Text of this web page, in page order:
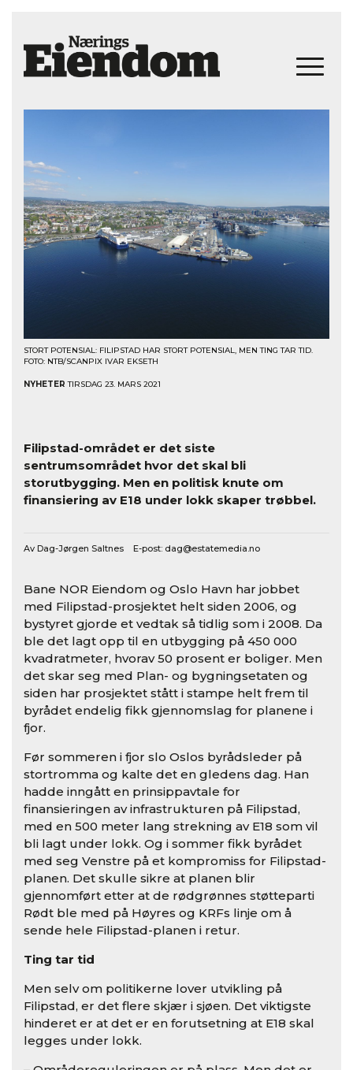
STORT POTENSIAL: FILIPSTAD HAR STORT POTENSIAL, MEN TING TAR TID.
FOTO: NTB/SCANPIX IVAR EKSETH
NYHETER TIRSDAG 23. MARS 2021
Filipstad-området er det siste
sentrumsområdet hvor det skal bli
storutbygging. Men en politisk knute om
finansiering av E18 under lokk skaper trøbbel.
Av Dag-Jørgen Saltnes E-post: dag@estatemedia.no
Bane NOR Eiendom og Oslo Havn har jobbet
med Filipstad-prosjektet helt siden 2006, og
bystyret gjorde et vedtak så tidlig som i 2008. Da
ble det lagt opp til en utbygging på 450 000
kvadratmeter, hvorav 50 prosent er boliger. Men
det skar seg med Plan- og bygningsetaten og
siden har prosjektet stått i stampe helt frem til
byrådet endelig fikk gjennomslag for planene i
fjor.
Før sommeren i fjor slo Oslos byrådsleder på
stortromma og kalte det en gledens dag. Han
hadde inngått en prinsippavtale for
finansieringen av infrastrukturen på Filipstad,
med en 500 meter lang strekning av E18 som vil
bli lagt under lokk. Og i sommer fikk byrådet
med seg Venstre på et kompromiss for Filipstad-
planen. Det skulle sikre at planen blir
gjennomført etter at de rødgrønnes støtteparti
Rødt ble med på Høyres og KRFs linje om å
sende hele Filipstad-planen i retur.
Ting tar tid
Men selv om politikerne lover utvikling på
Filipstad, er det flere skjær i sjøen. Det viktigste
hinderet er at det er en forutsetning at E18 skal
legges under lokk.